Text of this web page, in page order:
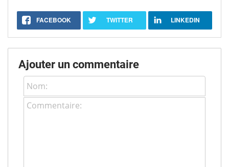
FACEBOOK TWITTER LINKEDIN
Ajouter un commentaire